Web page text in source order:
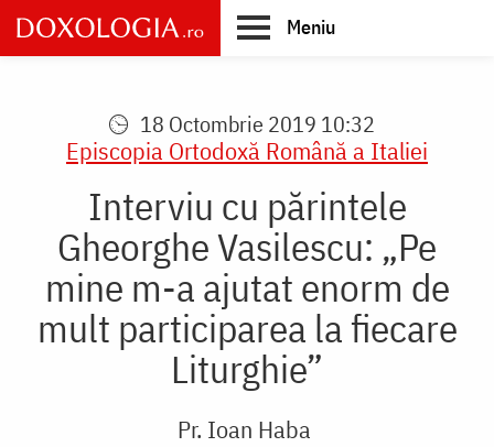
Skip
to
main
Meniu
18 Octombrie 2019 10:32
Episcopia Ortodoxă Română a Italiei
Interviu cu părintele
Gheorghe Vasilescu: „Pe
mine m-a ajutat enorm de
mult participarea la fiecare
Liturghie”
Pr. Ioan Haba